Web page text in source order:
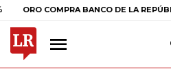
COMPRA BANCO DE LA REPÚBLICA $